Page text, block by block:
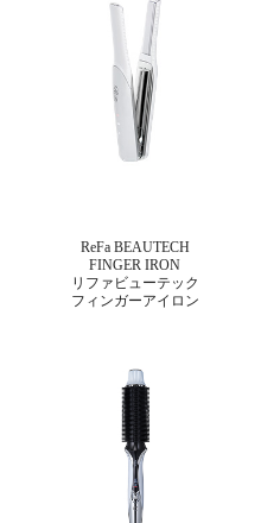
ReFa BEAUTECH
FINGER IRON
リファビューテック
フィンガーアイロン